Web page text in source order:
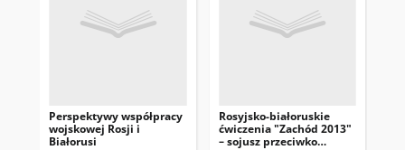
Perspektywy współpracy
wojskowej Rosji i
Białorusi
Rosyjsko-białoruskie
ćwiczenia "Zachód 2013"
– sojusz przeciwko